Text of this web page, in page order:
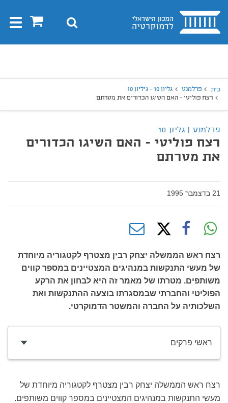
בית 0 חיפוש
בית פרלמנט
גליון 10 - גיליון 10
רצח פוליטי - האם השיגו הכדורים את מטרתם
פרלמנט | גליון 10
רצח פוליטי - האם השיגו הכדורים
את מטרתם
21 בדצמבר 1995
רצח ראש הממשלה יצחק רבין מצטרף לקטגוריה מיוחדת
של מעשי התנקשות במנהיגים המצטיינים במספר קווים
משותפים. מטרתו של מאמר זה היא לבחון את הרקע
הפוליטי והחברתי שבמסגרתו בוצעה ההתנקשות ואת
השלכותיה על החברה והמשטר הדמוקרטי.
ראשי פרקים
רצח ראש הממשלה יצחק רבין מצטרף לקטגוריה מיוחדת של
מעשי התנקשות במנהיגים המצטיינים במספר קווים משותפים.